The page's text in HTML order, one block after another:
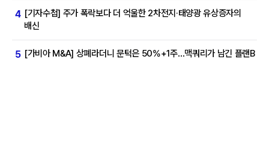
4 [기자수첩] 주가 폭락보다 더 억울한 2차전지·태양광 유상증자의
배신
5 [가비아 M&A] 상폐라더니 문턱은 50%+1주…맥쿼리가 남긴 플랜B